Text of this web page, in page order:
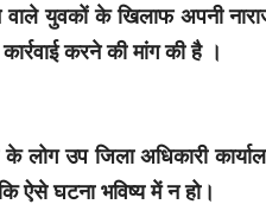
युवकों के खिलाफ अपनी
करने की मांग की है ।
उप जिला अधिकारी
ऐसे घटना भविष्य में न हो।